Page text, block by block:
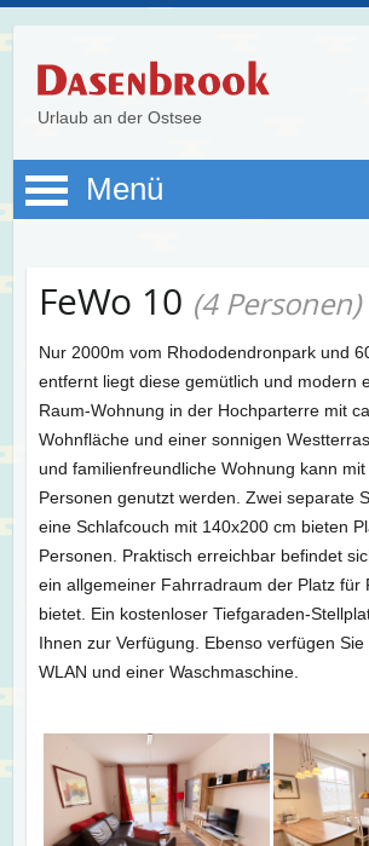
Urlaub an der Ostsee
Menü
FeWo 10 (4 Personen)
Nur 2000m vom Rhododendronpark und
entfernt liegt diese gemütlich und modern
Raum-Wohnung in der Hochparterre mit
Wohnfläche und einer sonnigen
und familienfreundliche Wohnung kann
Personen genutzt werden. Zwei separate
eine Schlafcouch mit 140x200 cm bieten
Personen. Praktisch erreichbar befindet
ein allgemeiner Fahrradraum der Platz für
bietet. Ein kostenloser Tiefgaraden-
Ihnen zur Verfügung. Ebenso verfügen
WLAN und einer Waschmaschine.